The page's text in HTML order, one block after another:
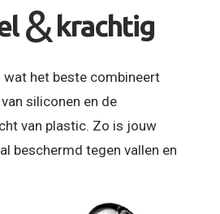
&krachtig
wat het beste combineert
siliconen en de
van plastic. Zo is jouw
beschermd tegen vallen en